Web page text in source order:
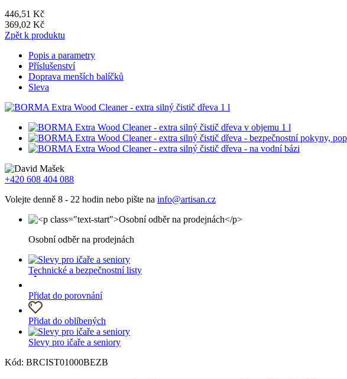
446,51 Kč
369,02 Kč
Zpět k produktu
Popis a parametry
Příslušenství
Doprava menších balíčků
Sleva
+420 608 404 088
Volejte denně 8 - 22 hodin nebo pište na info@artisan.cz
Osobní odběr na prodejnách
Technické a bezpečnostní listy
Přidat do porovnání
Přidat do oblíbených
Slevy pro ičaře a seniory
Kód: BRCIST01000BEZB